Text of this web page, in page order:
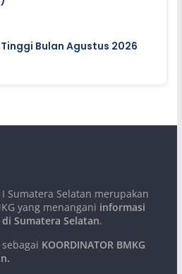
Bulan Agustus 2026
Sumatera Selatan merupakan
yang menangani informasi
Sumatera Selatan.
KOORDINATOR BMKG
.